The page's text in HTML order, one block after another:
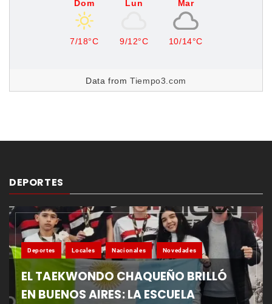
Dom
7/18°C
Lun
9/12°C
Mar
10/14°C
Data fromTiempo3.com
DEPORTES
Deportes Locales Nacionales Novedades
EL TAEKWONDO CHAQUEÑO BRILLÓ
EN BUENOS AIRES: LA ESCUELA